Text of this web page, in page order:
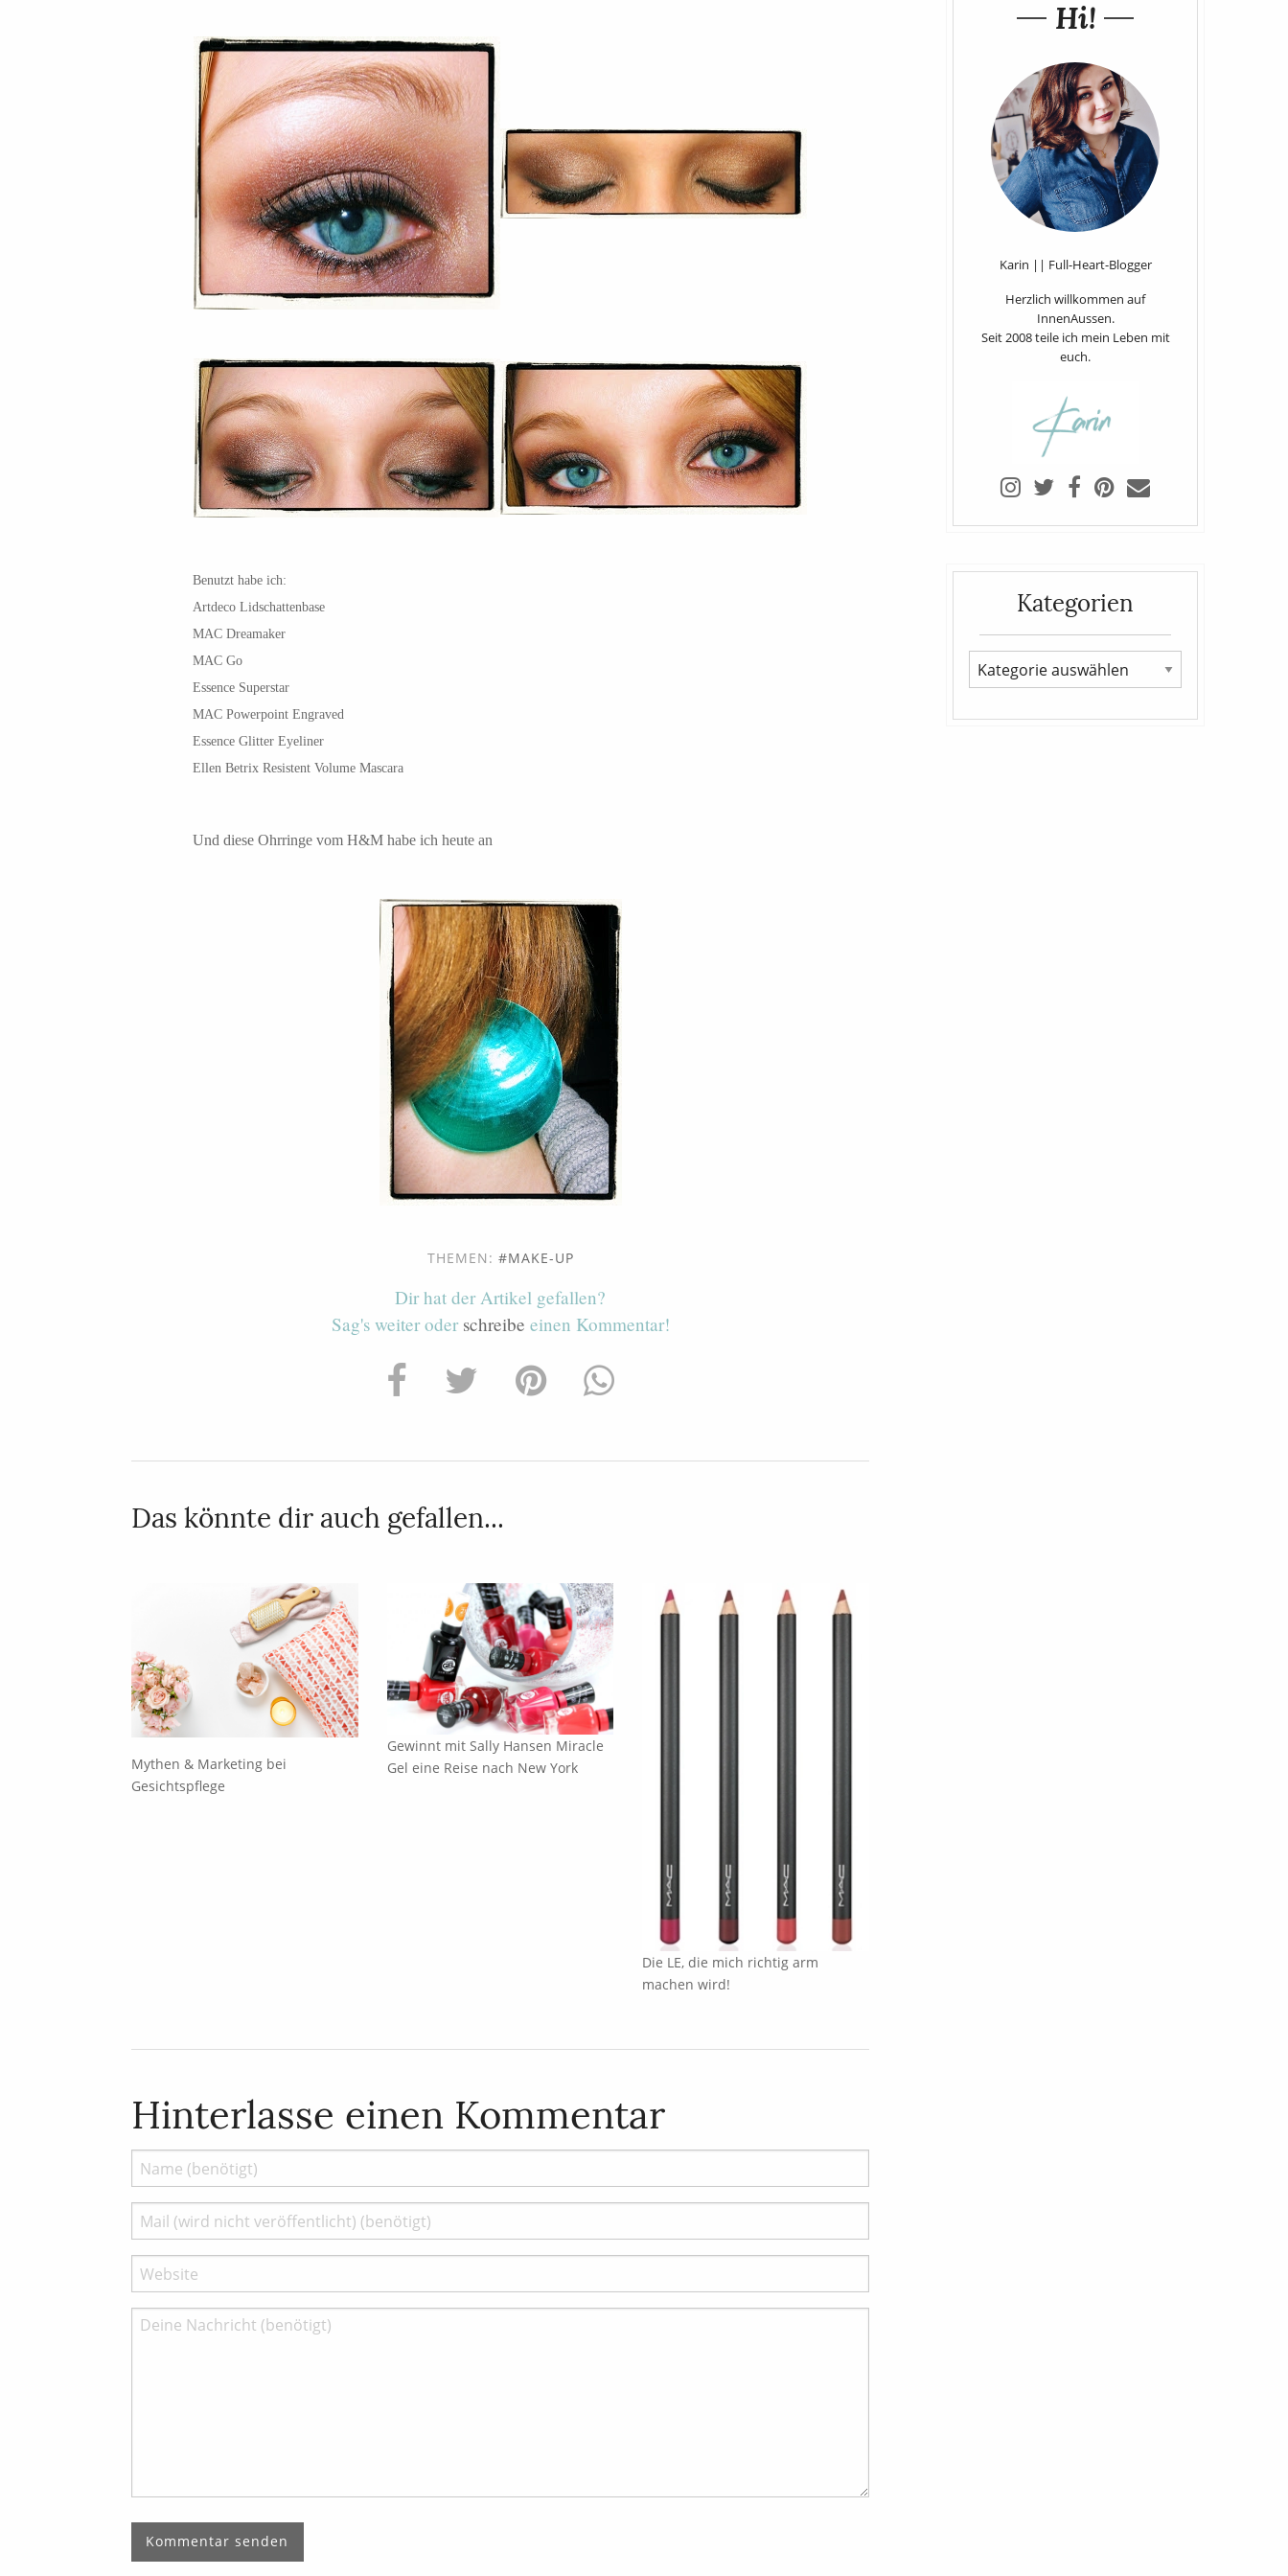
Benutzt habe ich:
Artdeco Lidschattenbase
MAC Dreamaker
MAC Go
Essence Superstar
MAC Powerpoint Engraved
Essence Glitter Eyeliner
Ellen Betrix Resistent Volume Mascara
Und diese Ohrringe vom H&M habe ich heute an
THEMEN: MAKE-UP
Dir hat der Artikel gefallen?
Sag's weiter oder schreibe einen Kommentar!
Das könnte dir auch gefallen...
Mythen & Marketing bei
Gesichtspflege
Gewinnt mit Sally Hansen Miracle
Gel eine Reise nach New York
Die LE, die mich richtig arm
machen wird!
Hinterlasse einen Kommentar
Hi!
Karin || Full-Heart-Blogger
Herzlich willkommen auf
InnenAussen.
Seit 2008 teile ich mein Leben mit
euch.
Kategorien